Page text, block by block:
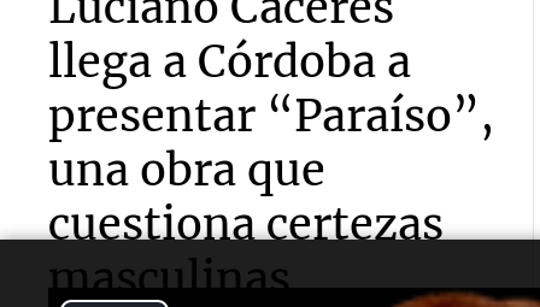
llega a Córdoba a
presentar “Paraíso”,
una obra que
cuestiona certezas
masculinas